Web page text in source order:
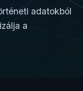
adatokból
a